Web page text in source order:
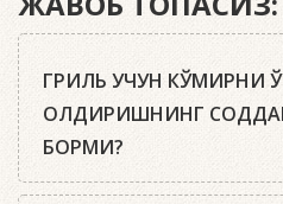
ГРИЛЬ УЧУН КЎМИРНИ
ОЛДИРИШНИНГ
БОРМИ?